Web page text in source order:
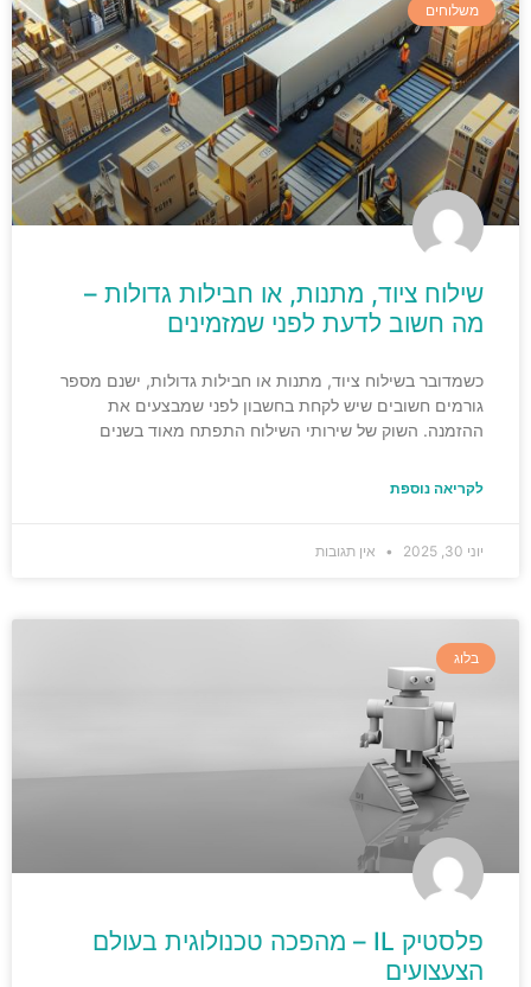
משלוחים
שילוח ציוד, מתנות, או חבילות גדולות –
מה חשוב לדעת לפני שמזמינים
כשמדובר בשילוח ציוד, מתנות או חבילות גדולות, ישנם מספר
גורמים חשובים שיש לקחת בחשבון לפני שמבצעים את
ההזמנה. השוק של שירותי השילוח התפתח מאוד בשנים
לקריאה נוספת
יוני 30, 2025 אין תגובות
בלוג
פלסטיק IL – מהפכה טכנולוגית בעולם
הצעצועים